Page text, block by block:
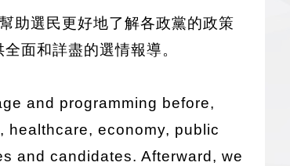
助選民更好地了解各政黨的政策
全面和詳盡的選情報導。
and programming before,
economy, public
and candidates. Afterward, we